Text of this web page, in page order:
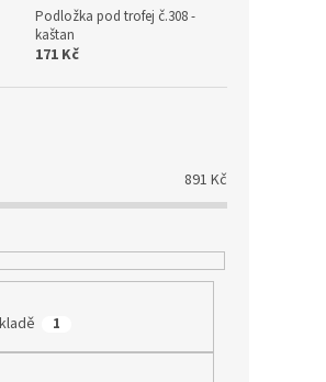
Podložka pod trofej č.308 -
kaštan
171 Kč
891 Kč
1